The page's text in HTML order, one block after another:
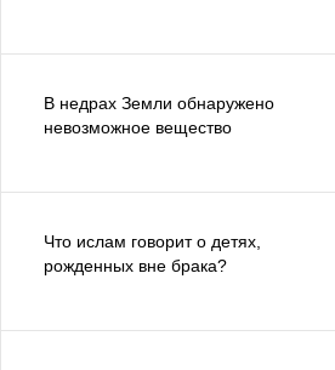
В недрах Земли обнаружено
невозможное вещество
Что ислам говорит о детях,
рожденных вне брака?